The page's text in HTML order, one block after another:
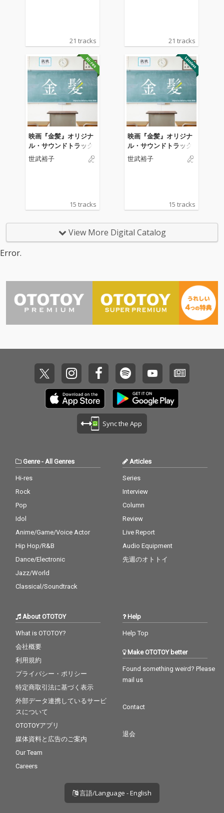
21 tracks 21 tracks
映画『金髪』オリジナ
ル・サウンドトラック
世武裕子
15 tracks
映画『金髪』オリジナ
ル・サウンドトラック
世武裕子
15 tracks
View More Digital Catalog
Error.
Sync the App
Genre- All Genres
Hi-res
Rock
Pop
Idol
Anime/Game/Voice Actor
Hip Hop/R&B
Dance/Electronic
Jazz/World
Classical/Soundtrack
Articles
Series
Interview
Column
Review
Live Report
Audio Equipment
先週のオトトイ
About OTOTOY
What is OTOTOY?
会社概要
利用規約
プライバシー・ポリシー
特定商取引法に基づく表示
外部データ連携しているサービ
スについて
OTOTOYアプリ
媒体資料と広告のご案内
Our Team
Careers
Help
Help Top
Make OTOTOY better
Found something weird? Please
mail us
Contact
退会
言語/Language - English